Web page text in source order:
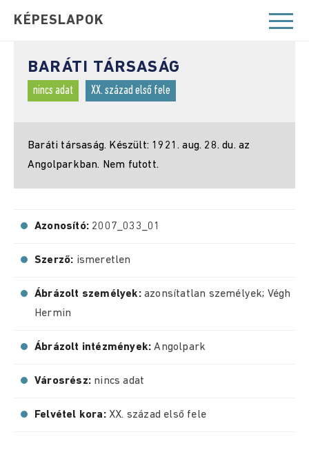
KÉPESLAPOK
BARÁTI TÁRSASÁG
nincs adat XX. század első fele
Baráti társaság. Készült: 1921. aug. 28. du. az
Angolparkban. Nem futott.
Azonosító: 2007_033_01
Szerző: ismeretlen
Ábrázolt személyek: azonsítatlan személyek; Végh
Hermin
Ábrázolt intézmények:Angolpark
Városrész: nincs adat
Felvétel kora: XX. század első fele